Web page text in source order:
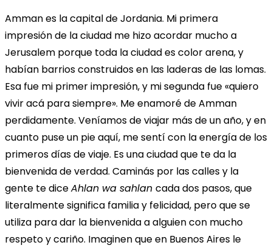
Amman es la capital de Jordania. Mi primera
impresión de la ciudad me hizo acordar mucho a
Jerusalem porque toda la ciudad es color arena, y
habían barrios construidos en las laderas de las lomas.
Esa fue mi primer impresión, y mi segunda fue «quiero
vivir acá para siempre». Me enamoré de Amman
perdidamente. Veníamos de viajar más de un año, y en
cuanto puse un pie aquí, me sentí con la energía de los
primeros días de viaje. Es una ciudad que te da la
bienvenida de verdad. Caminás por las calles y la
gente te diceAhlan wa sahlan cada dos pasos, que
literalmente significa familia y felicidad, pero que se
utiliza para dar la bienvenida a alguien con mucho
respeto y cariño. Imaginen que en Buenos Aires le